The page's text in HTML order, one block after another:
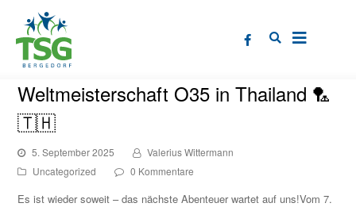
Weltmeisterschaft O35 in Thailand 🏸
🇹🇭
5. September 2025
Valerius Wittermann
Uncategorized
0 Kommentare
Es ist wieder soweit – das nächste Abenteuer wartet auf uns!Vom 7.